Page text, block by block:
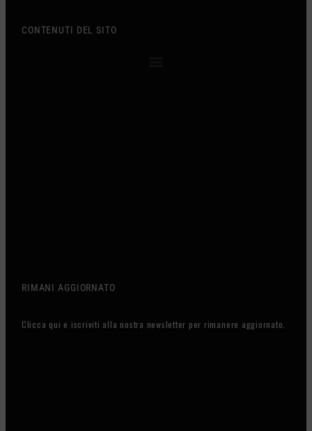
CONTENUTI DEL SITO
RIMANI AGGIORNATO
Clicca qui e iscriviti alla nostra newsletter per rimanere aggiornato.